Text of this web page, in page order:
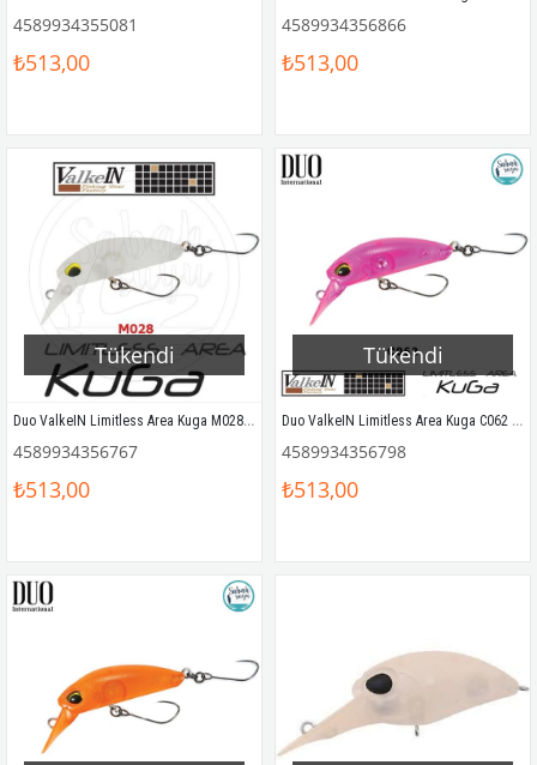
4589934355081
₺513,00
4589934356866
₺513,00
Tükendi
Duo ValkeIN Limitless Area Kuga M028 Mat Glow
4589934356767
₺513,00
Tükendi
Duo ValkeIN Limitless Area Kuga C062 Full Pink
4589934356798
₺513,00